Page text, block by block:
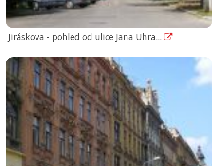
Jiráskova - pohled od ulice Jana Uhra...